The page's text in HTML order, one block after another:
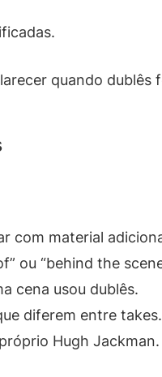
quando dublês
com material
ou “behind the
cena usou dublês.
diferem entre takes.
Hugh Jackman.